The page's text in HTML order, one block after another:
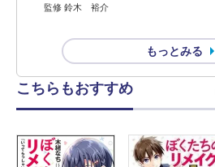
監修 鈴木 裕介
もっとみる
こちらもおすすめ